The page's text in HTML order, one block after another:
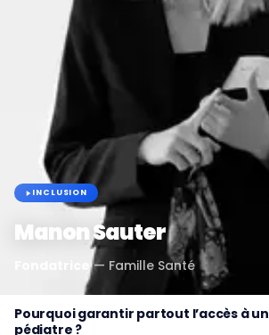
INCLUSION
Manon Sauter
— Famille Santé
Pourquoi garantir partout l’accès à un
pédiatre ?